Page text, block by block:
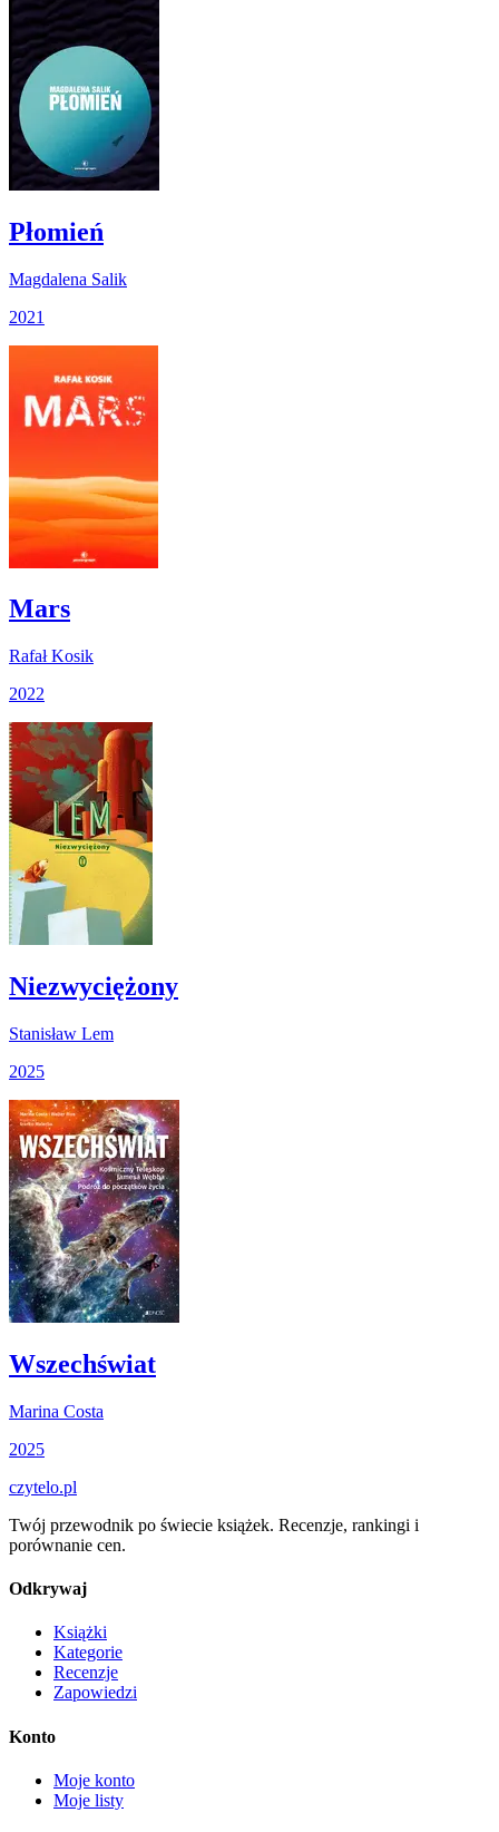
Płomień
Magdalena Salik
2021
Mars
Rafał Kosik
2022
Niezwyciężony
Stanisław Lem
2025
Wszechświat
Marina Costa
2025
czytelo.pl
Twój przewodnik po świecie książek. Recenzje, rankingi i
porównanie cen.
Odkrywaj
Książki
Kategorie
Recenzje
Zapowiedzi
Konto
Moje konto
Moje listy